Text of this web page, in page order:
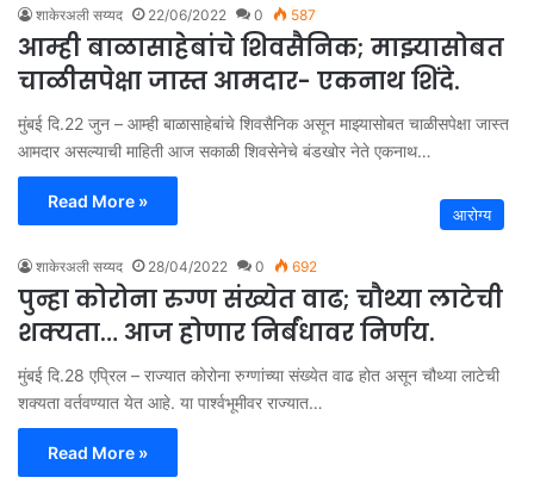
शाकेरअली सय्यद 22/06/2022 0 587
आम्ही बाळासाहेबांचे शिवसैनिक; माझ्यासोबत
चाळीसपेक्षा जास्त आमदार- एकनाथ शिंदे.
मुंबई दि.22 जुन – आम्ही बाळासाहेबांचे शिवसैनिक असून माझ्यासोबत चाळीसपेक्षा जास्त
आमदार असल्याची माहिती आज सकाळी शिवसेनेचे बंडखोर नेते एकनाथ…
Read More »
आरोग्य
शाकेरअली सय्यद 28/04/2022 0 692
पुन्हा कोरोना रुग्ण संख्येत वाढ; चौथ्या लाटेची
शक्यता… आज होणार निर्बंधावर निर्णय.
मुंबई दि.28 एप्रिल – राज्यात कोरोना रुग्णांच्या संख्येत वाढ होत असून चौथ्या लाटेची
शक्यता वर्तवण्यात येत आहे. या पार्श्वभूमीवर राज्यात…
Read More »